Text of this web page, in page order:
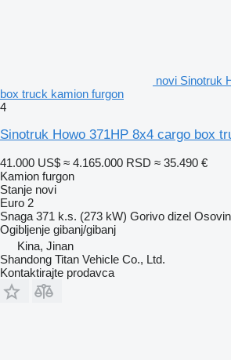
novi Sinotruk
box truck kamion furgon
4
Sinotruk Howo 371HP 8x4 cargo box
41.000 US$ ≈ 4.165.000 RSD ≈ 35.490 €
Kamion furgon
Stanje novi
Euro 2
Snaga 371 k.s. (273 kW) Gorivo dizel
Ogibljenje gibanj/gibanj
Kina, Jinan
Shandong Titan Vehicle Co., Ltd.
Kontaktirajte prodavca